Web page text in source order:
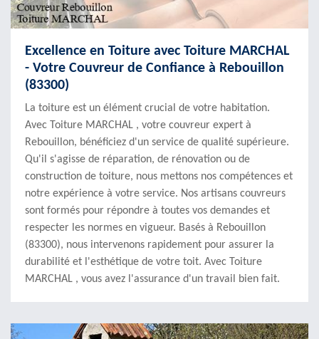
Excellence en Toiture avec Toiture MARCHAL
- Votre Couvreur de Confiance à Rebouillon
(83300)
La toiture est un élément crucial de votre habitation.
Avec Toiture MARCHAL , votre couvreur expert à
Rebouillon, bénéficiez d'un service de qualité supérieure.
Qu'il s'agisse de réparation, de rénovation ou de
construction de toiture, nous mettons nos compétences et
notre expérience à votre service. Nos artisans couvreurs
sont formés pour répondre à toutes vos demandes et
respecter les normes en vigueur. Basés à Rebouillon
(83300), nous intervenons rapidement pour assurer la
durabilité et l'esthétique de votre toit. Avec Toiture
MARCHAL , vous avez l'assurance d'un travail bien fait.